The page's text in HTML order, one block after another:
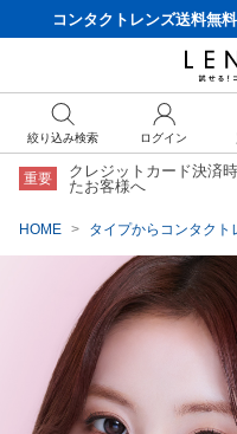
コンタクトレンズ送料無料
重要
クレジットカード決済
たお客様へ
HOME タイプからコンタクト
絞り込み検索 ログイン
ク